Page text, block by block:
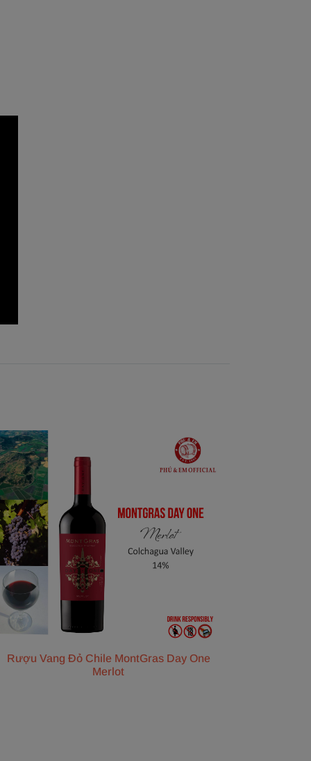
Rượu Vang Đỏ Chile MontGras Day One
Merlot